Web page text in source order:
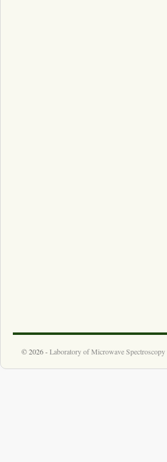
© 2026 -Laboratory of Microwave Spectroscopy